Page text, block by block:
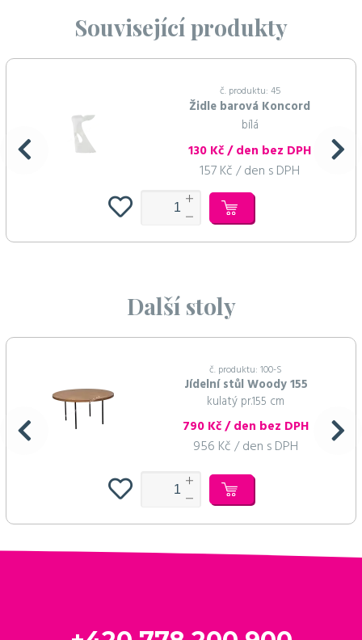
Související produkty
č. produktu: 45
Židle barová Koncord
bílá
130 Kč / den bez DPH
157 Kč / den s DPH
Další stoly
č. produktu: 100-S
Jídelní stůl Woody 155
kulatý pr.155 cm
790 Kč / den bez DPH
956 Kč / den s DPH